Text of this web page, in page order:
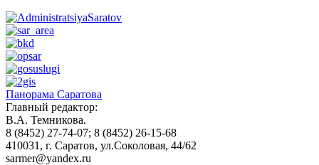
Панорама Саратова
Главный редактор:
В.А. Темникова.
8 (8452) 27-74-07; 8 (8452) 26-15-68
410031, г. Саратов, ул.Соколовая, 44/62
sarmer@yandex.ru